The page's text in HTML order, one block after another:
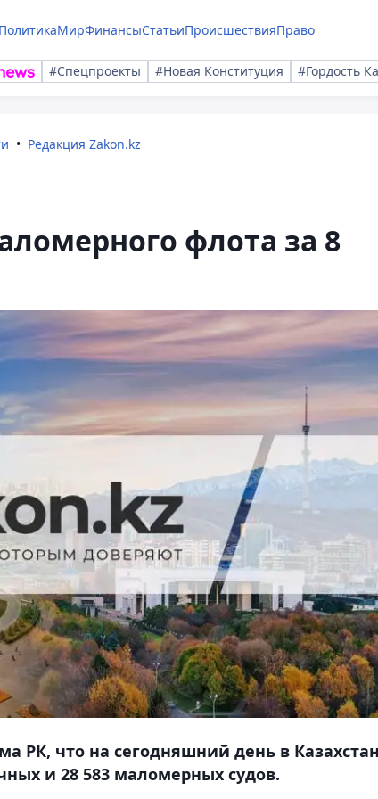
ПолитикаМирФинансыСтатьиПроисшествияПраво
#Спецпроекты #Новая Конституция #Гордость
Редакция Zakon.kz
флота за 8
РК, что на сегодняшний день в
и 28 583 маломерных судов.